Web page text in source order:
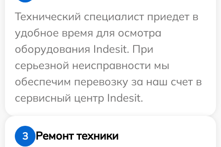
Технический специалист приедет в
удобное время для осмотра
оборудования Indesit. При
серьезной неисправности мы
обеспечим перевозку за наш счет в
сервисный центр Indesit.
3 Ремонт техники